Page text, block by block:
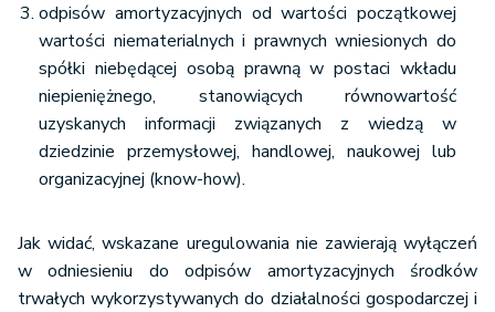
odpisów amortyzacyjnych od wartości początkowej
wartości niematerialnych i prawnych wniesionych do
spółki niebędącej osobą prawną w postaci wkładu
niepieniężnego, stanowiących równowartość
uzyskanych informacji związanych z wiedzą w
dziedzinie przemysłowej, handlowej, naukowej lub
organizacyjnej (know-how).
Jak widać, wskazane uregulowania nie zawierają wyłączeń
w odniesieniu do odpisów amortyzacyjnych środków
trwałych wykorzystywanych do działalności gospodarczej i